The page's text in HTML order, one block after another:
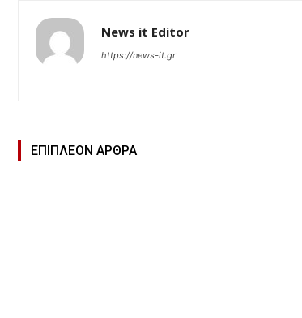
News it Editor
https://news-it.gr
ΕΠΙΠΛΕΟΝ ΑΡΘΡΑ